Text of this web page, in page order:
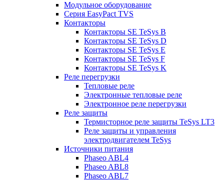
Модульное оборудование
Серия EasyPact TVS
Контакторы
Контакторы SE TeSys B
Контакторы SE TeSys D
Контакторы SE TeSys E
Контакторы SE TeSys F
Контакторы SE TeSys K
Реле перегрузки
Тепловые реле
Электронные тепловые реле
Электронное реле перегрузки
Реле защиты
Термисторное реле защиты TeSys LT3
Реле защиты и управления
электродвигателем TeSys
Источники питания
Phaseo ABL4
Phaseo ABL8
Phaseo ABL7